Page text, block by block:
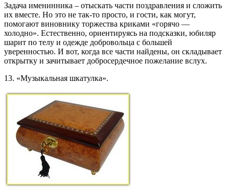
Задача именинника – отыскать части поздравления и сложить
их вместе. Но это не так-то просто, и гости, как могут,
помогают виновнику торжества криками «горячо —
холодно». Естественно, ориентируясь на подсказки, юбиляр
шарит по телу и одежде добровольца с большей
уверенностью. И вот, когда все части найдены, он складывает
открытку и зачитывает добросердечное пожелание вслух.
13. «Музыкальная шкатулка».